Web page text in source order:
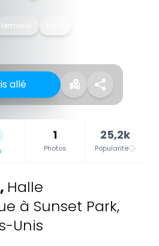
allé
1
Photos
25,2k
Popularité
, Halle
à Sunset Park,
Unis